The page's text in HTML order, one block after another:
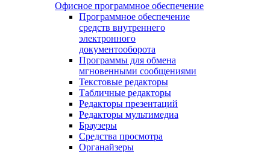
Офисное программное обеспечение
Программное обеспечение
средств внутреннего
электронного
документооборота
Программы для обмена
мгновенными сообщениями
Текстовые редакторы
Табличные редакторы
Редакторы презентаций
Редакторы мультимедиа
Браузеры
Средства просмотра
Органайзеры